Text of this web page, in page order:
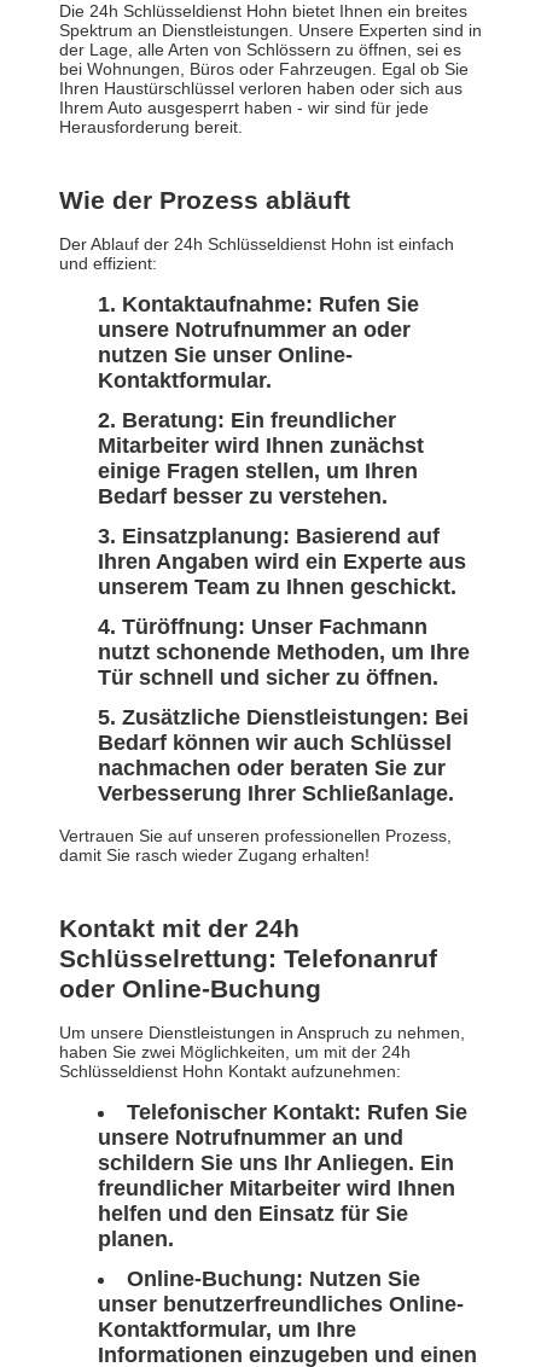
Die 24h Schlüsseldienst Hohn bietet Ihnen ein breites
Spektrum an Dienstleistungen. Unsere Experten sind in
der Lage, alle Arten von Schlössern zu öffnen, sei es
bei Wohnungen, Büros oder Fahrzeugen. Egal ob Sie
Ihren Haustürschlüssel verloren haben oder sich aus
Ihrem Auto ausgesperrt haben - wir sind für jede
Herausforderung bereit.
Wie der Prozess abläuft
Der Ablauf der 24h Schlüsseldienst Hohn ist einfach
und effizient:
Kontaktaufnahme: Rufen Sie
unsere Notrufnummer an oder
nutzen Sie unser Online-
Kontaktformular.
Beratung: Ein freundlicher
Mitarbeiter wird Ihnen zunächst
einige Fragen stellen, um Ihren
Bedarf besser zu verstehen.
Einsatzplanung: Basierend auf
Ihren Angaben wird ein Experte aus
unserem Team zu Ihnen geschickt.
Türöffnung: Unser Fachmann
nutzt schonende Methoden, um Ihre
Tür schnell und sicher zu öffnen.
Zusätzliche Dienstleistungen: Bei
Bedarf können wir auch Schlüssel
nachmachen oder beraten Sie zur
Verbesserung Ihrer Schließanlage.
Vertrauen Sie auf unseren professionellen Prozess,
damit Sie rasch wieder Zugang erhalten!
Kontakt mit der 24h
Schlüsselrettung: Telefonanruf
oder Online-Buchung
Um unsere Dienstleistungen in Anspruch zu nehmen,
haben Sie zwei Möglichkeiten, um mit der 24h
Schlüsseldienst Hohn Kontakt aufzunehmen:
Telefonischer Kontakt: Rufen Sie
unsere Notrufnummer an und
schildern Sie uns Ihr Anliegen. Ein
freundlicher Mitarbeiter wird Ihnen
helfen und den Einsatz für Sie
planen.
Online-Buchung: Nutzen Sie
unser benutzerfreundliches Online-
Kontaktformular, um Ihre
Informationen einzugeben und einen